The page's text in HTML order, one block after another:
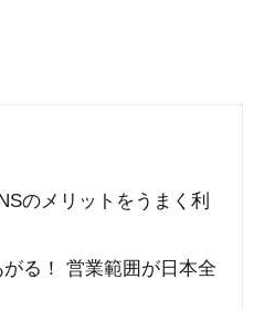
のメリットをうまく利
がる！ 営業範囲が日本全